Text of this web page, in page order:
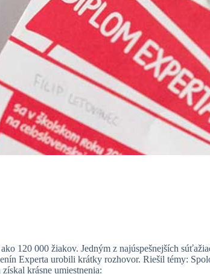
120 000 žiakov. Jedným z najúspešnejších
Experta urobili krátky rozhovor. Riešil témy:
krásne umiestnenia: